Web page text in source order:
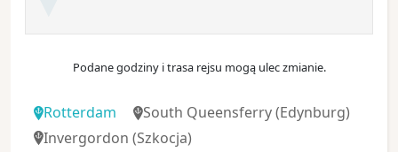
Podane godziny i trasa rejsu mogą ulec zmianie.
Rotterdam South Queensferry(Edynburg)
Invergordon (Szkocja)